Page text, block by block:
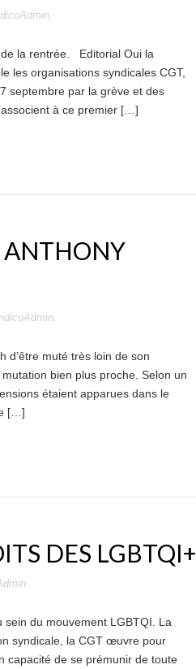
.
la rentrée. Editorial Oui la
les organisations syndicales CGT,
septembre par la grève et des
à ce premier […]
ANTHONY
.
d’être muté très loin de son
bien plus proche. Selon un
étaient apparues dans le
[…]
DES LGBTQI+
.
sein du mouvement LGBTQI. La
syndicale, la CGT œuvre pour
capacité de se prémunir de toute